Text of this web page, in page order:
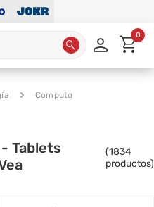
0
Computo
Tablets
(1834
productos)